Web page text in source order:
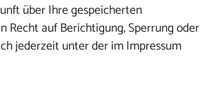
über Ihre gespeicherten
Recht auf Berichtigung, Sperrung oder
jederzeit unter der im Impressum